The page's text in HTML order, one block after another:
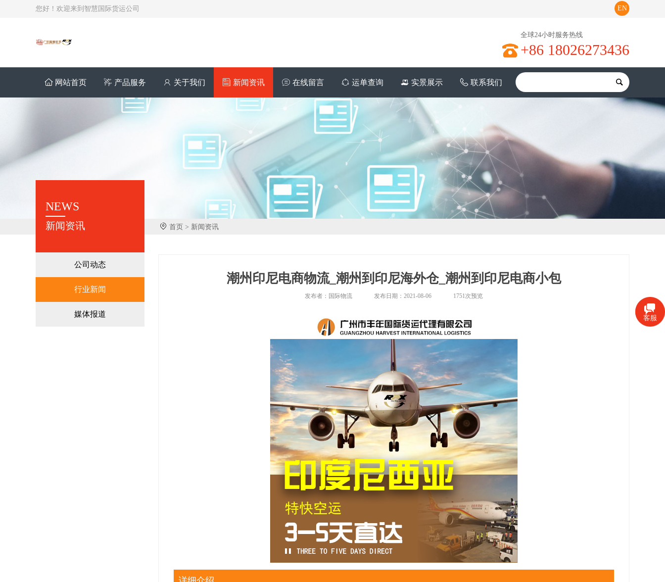
您好！欢迎来到智慧国际货运公司 EN
全球24小时服务热线
+86 18026273436
网站首页 产品服务 关于我们 新闻资讯 在线留言 运单查询 实景展示 联系我们
首页 > 新闻资讯
NEWS
新闻资讯
公司动态
行业新闻
媒体报道
潮州印尼电商物流_潮州到印尼海外仓_潮州到印尼电商小包
发布者： 国际物流 发布日期： 2021-08-06 1751次预览
客服